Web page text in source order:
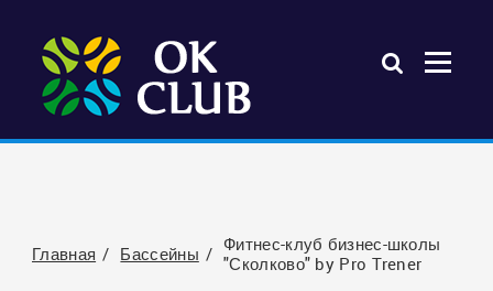
Главная Бассейны
Фитнес-клуб бизнес-школы
"Сколково" by Pro Trener